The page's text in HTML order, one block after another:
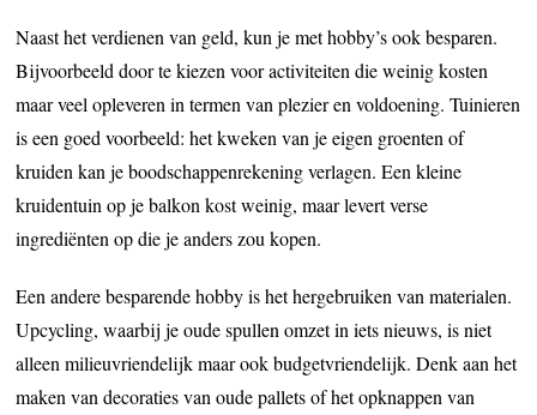
Naast het verdienen van geld, kun je met hobby’s ook besparen.
Bijvoorbeeld door te kiezen voor activiteiten die weinig kosten
maar veel opleveren in termen van plezier en voldoening. Tuinieren
is een goed voorbeeld: het kweken van je eigen groenten of
kruiden kan je boodschappenrekening verlagen. Een kleine
kruidentuin op je balkon kost weinig, maar levert verse
ingrediënten op die je anders zou kopen.
Een andere besparende hobby is het hergebruiken van materialen.
Upcycling, waarbij je oude spullen omzet in iets nieuws, is niet
alleen milieuvriendelijk maar ook budgetvriendelijk. Denk aan het
maken van decoraties van oude pallets of het opknappen van